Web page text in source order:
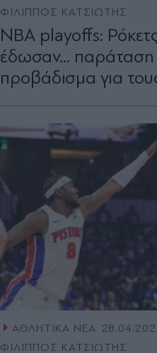
ΦΙΛΙΠΠΟΣ ΚΑΤΣΙΩΤΗΣ
NBA playoffs:
έδωσαν... παράταση
προβάδισμα για
ΑΘΛΗΤΙΚΑ ΝΕΑ
ΦΙΛΙΠΠΟΣ ΚΑΤΣΙΩΤΗΣ